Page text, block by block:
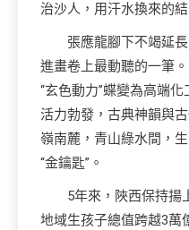
治沙人，用汗水換來的結
張應龍腳下不竭延
進畫卷上最動聽的一筆
“玄色動力”蝶變為高端
活力勃發，古典神韻與
嶺南麓，青山綠水間，
“金鑰匙”。
5年來，陜西保持揚
地域生孩子總值跨越3萬